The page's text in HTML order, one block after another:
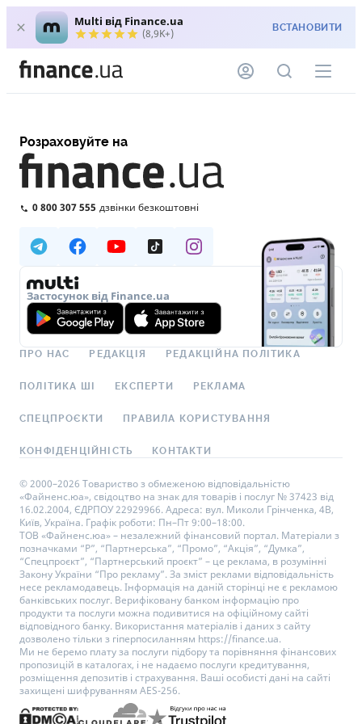
Multi від Finance.ua
(8,9K+) ВСТАНОВИТИ
Розраховуйте на
0 800 307 555 дзвінки безкоштовні
Застосунок від Finance.ua
ПРО НАС РЕДАКЦІЯ РЕДАКЦІЙНА ПОЛІТИКА
ПОЛІТИКА ШІ ЕКСПЕРТИ РЕКЛАМА
СПЕЦПРОЄКТИ ПРАВИЛА КОРИСТУВАННЯ
КОНФІДЕНЦІЙНІСТЬ КОНТАКТИ
© 2000–2026 Товариство з обмеженою відповідальністю
«Файненс.юа», свідоцтво на знак для товарів і послуг № 37423 від
16.02.2004, ЄДРПОУ 22929966. Адреса: вул. Миколи Грінченка, 4В,
Київ, Україна. Графік роботи: Пн–Пт 9:00–18:00.
ТОВ «Файненс.юа» – незалежний фінансовий портал. Матеріали з
позначками “Р”, “Партнерська”, “Промо”, “Акція”, “Думка”,
“Спецпроєкт”, “Партнерський проєкт” – це реклама, в розумінні
Закону України “Про рекламу”. За зміст реклами відповідальність
несе рекламодавець. Інформація на даній сторінці не є рекламою
банківських послуг. Верифіковану банком інформацію про
продукти та послуги можна подивитися на офіційному сайті
відповідного банку. Використання матеріалів і даних з сайту
дозволено тільки з гіперпосиланням https://finance.ua.
Ми не беремо плату за послуги підбору та порівняння фінансових
пропозицій в каталогах, і не надаємо послуги кредитування,
розміщення депозитів і страхування. Ваші особисті дані на сайті
захищені шифруванням AES-256.